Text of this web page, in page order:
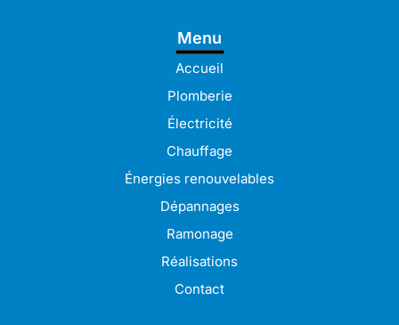
Ramonage à Binic-Étables-sur-Mer
Menu
Accueil
Plomberie
Électricité
Chauffage
Énergies renouvelables
Dépannages
Ramonage
Réalisations
Contact